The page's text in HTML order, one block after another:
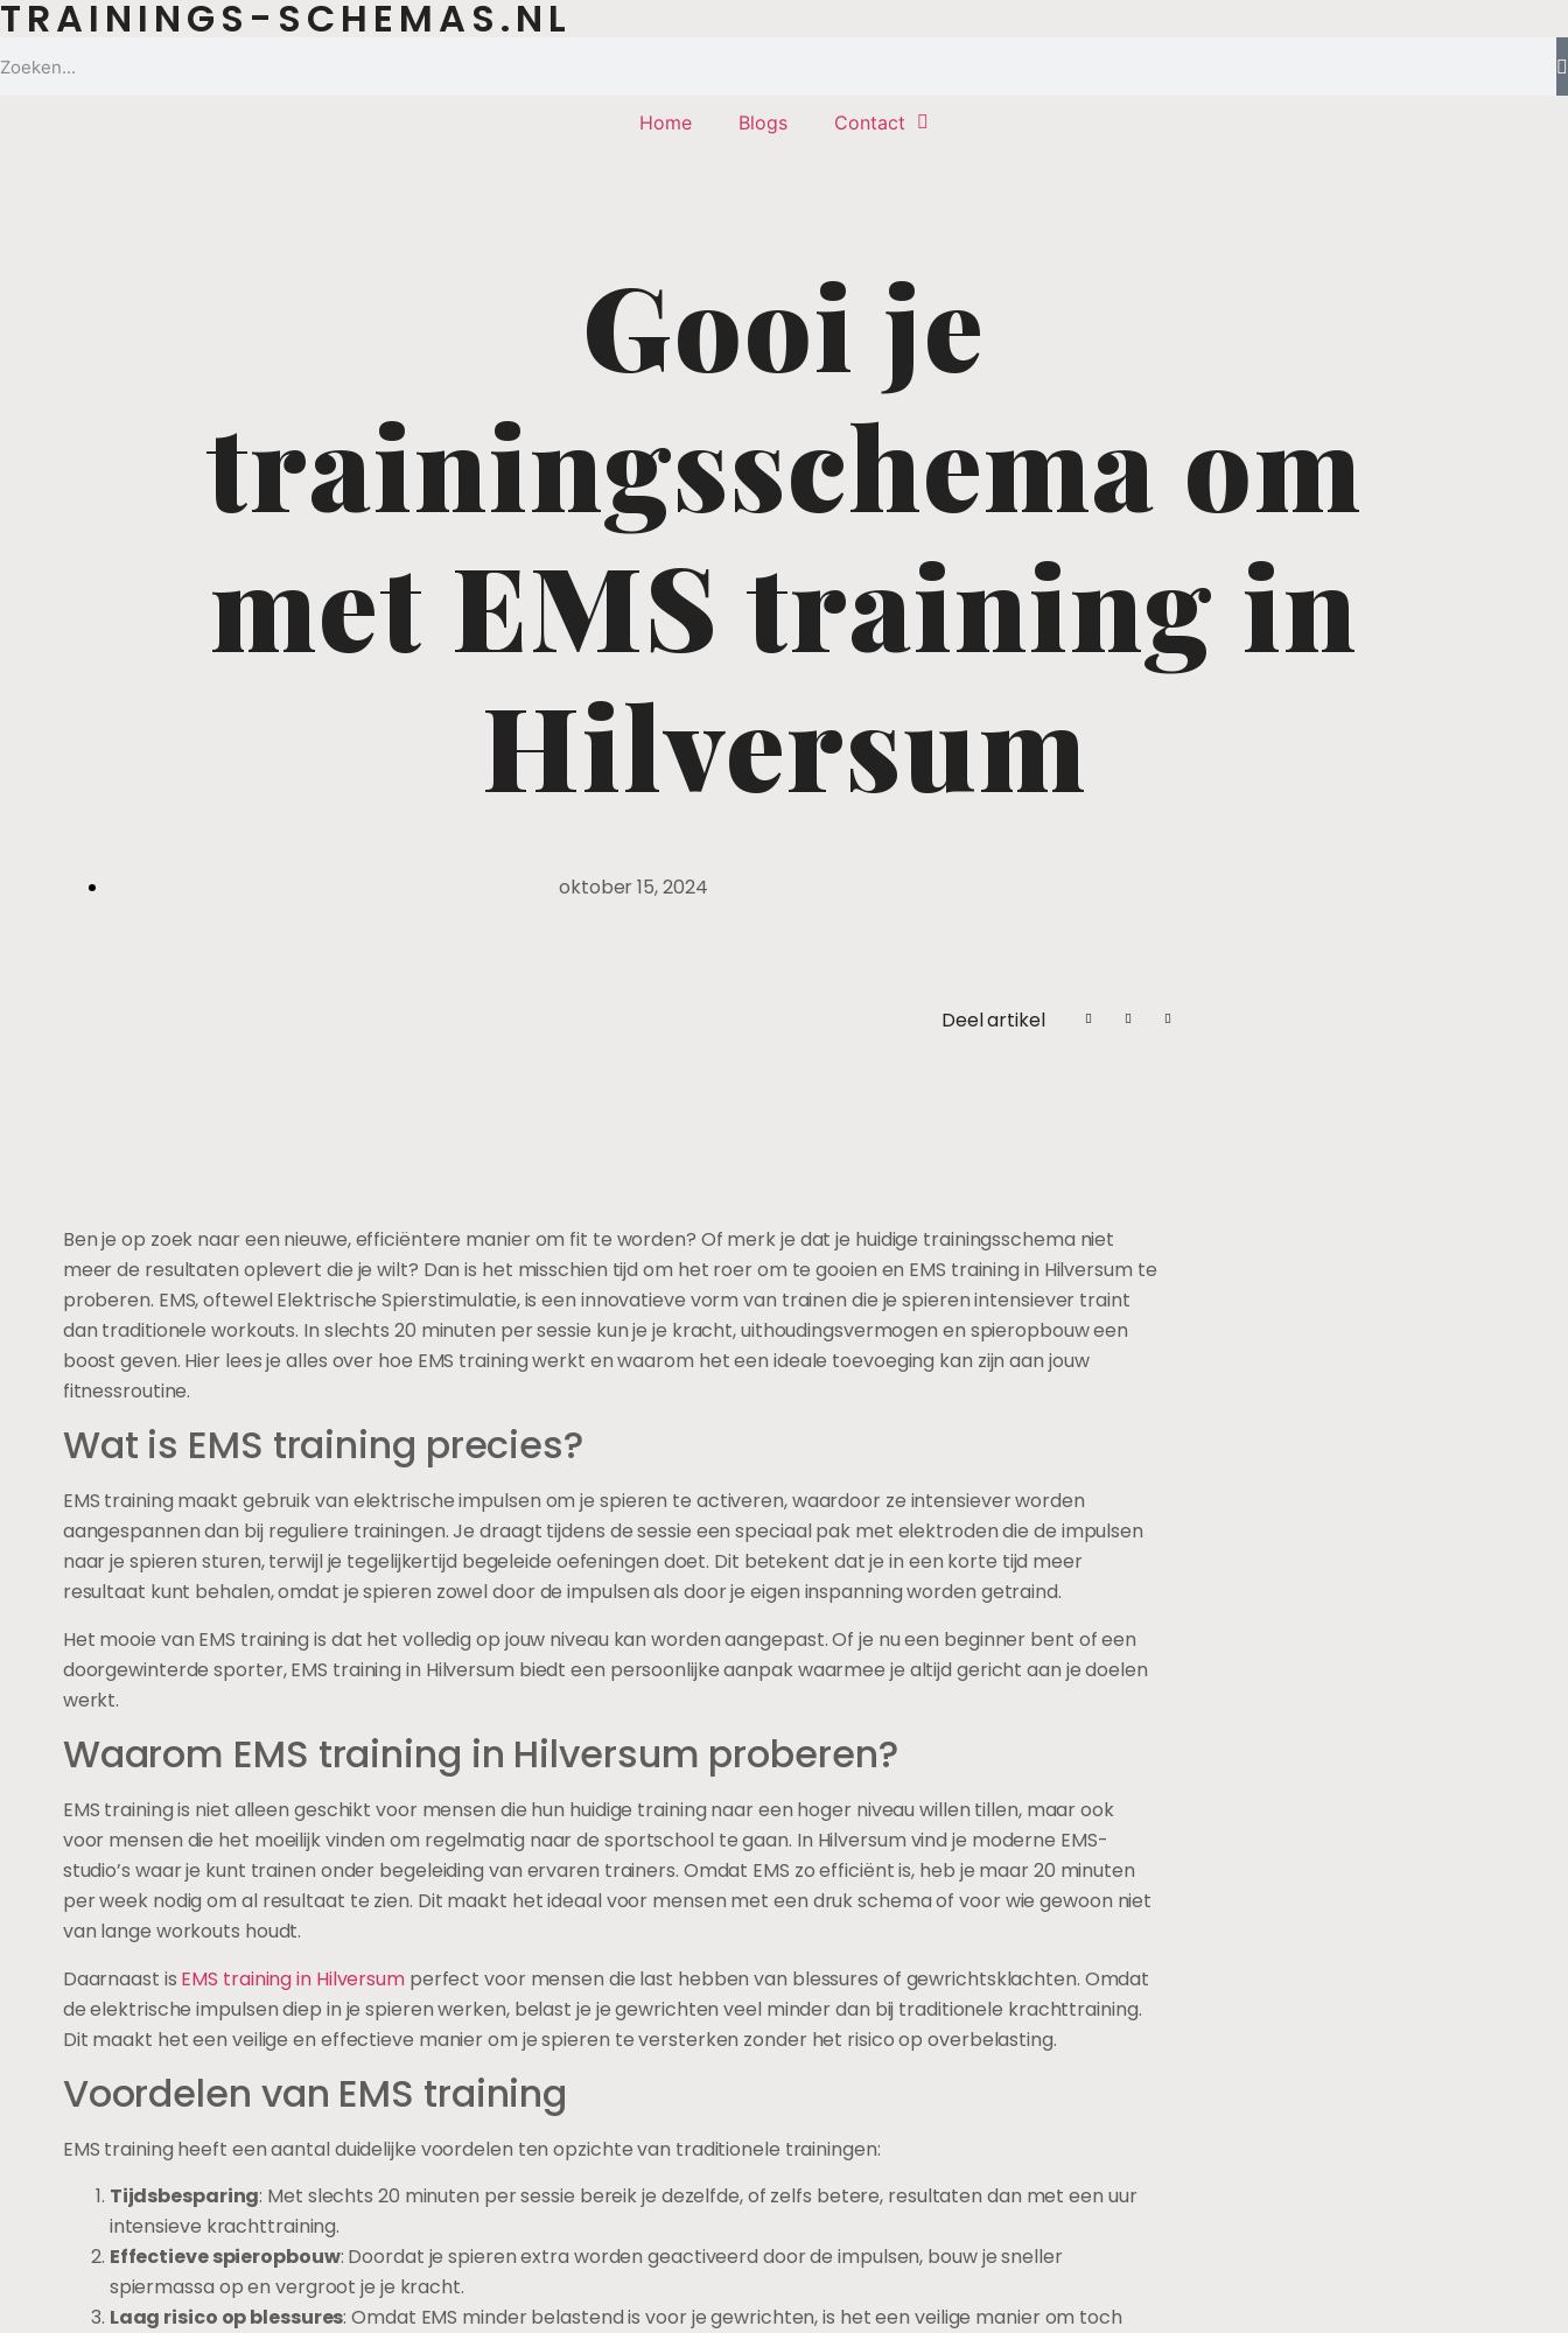
TRAININGS-SCHEMAS.NL
Home Blogs Contact
Gooi je
trainingsschema om
met EMS training in
Hilversum
oktober 15, 2024
Deel artikel
Ben je op zoek naar een nieuwe, efficiëntere manier om fit te worden? Of merk je dat je huidige trainingsschema niet
meer de resultaten oplevert die je wilt? Dan is het misschien tijd om het roer om te gooien en EMS training in Hilversum te
proberen. EMS, oftewel Elektrische Spierstimulatie, is een innovatieve vorm van trainen die je spieren intensiever traint
dan traditionele workouts. In slechts 20 minuten per sessie kun je je kracht, uithoudingsvermogen en spieropbouw een
boost geven. Hier lees je alles over hoe EMS training werkt en waarom het een ideale toevoeging kan zijn aan jouw
fitnessroutine.
Wat is EMS training precies?
EMS training maakt gebruik van elektrische impulsen om je spieren te activeren, waardoor ze intensiever worden
aangespannen dan bij reguliere trainingen. Je draagt tijdens de sessie een speciaal pak met elektroden die de impulsen
naar je spieren sturen, terwijl je tegelijkertijd begeleide oefeningen doet. Dit betekent dat je in een korte tijd meer
resultaat kunt behalen, omdat je spieren zowel door de impulsen als door je eigen inspanning worden getraind.
Het mooie van EMS training is dat het volledig op jouw niveau kan worden aangepast. Of je nu een beginner bent of een
doorgewinterde sporter, EMS training in Hilversum biedt een persoonlijke aanpak waarmee je altijd gericht aan je doelen
werkt.
Waarom EMS training in Hilversum proberen?
EMS training is niet alleen geschikt voor mensen die hun huidige training naar een hoger niveau willen tillen, maar ook
voor mensen die het moeilijk vinden om regelmatig naar de sportschool te gaan. In Hilversum vind je moderne EMS-
studio’s waar je kunt trainen onder begeleiding van ervaren trainers. Omdat EMS zo efficiënt is, heb je maar 20 minuten
per week nodig om al resultaat te zien. Dit maakt het ideaal voor mensen met een druk schema of voor wie gewoon niet
van lange workouts houdt.
Daarnaast is EMS training in Hilversumperfect voor mensen die last hebben van blessures of gewrichtsklachten. Omdat
de elektrische impulsen diep in je spieren werken, belast je je gewrichten veel minder dan bij traditionele krachttraining.
Dit maakt het een veilige en effectieve manier om je spieren te versterken zonder het risico op overbelasting.
Voordelen van EMS training
EMS training heeft een aantal duidelijke voordelen ten opzichte van traditionele trainingen:
Tijdsbesparing: Met slechts 20 minuten per sessie bereik je dezelfde, of zelfs betere, resultaten dan met een uur
intensieve krachttraining.
Effectieve spieropbouw: Doordat je spieren extra worden geactiveerd door de impulsen, bouw je sneller
spiermassa op en vergroot je je kracht.
Laag risico op blessures: Omdat EMS minder belastend is voor je gewrichten, is het een veilige manier om toch